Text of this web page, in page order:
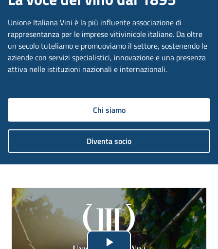
Unione Italiana Vini è la più influente associazione di
rappresentanza per le imprese vitivinicole italiane. Da oltre
un secolo tuteliamo e promuoviamo il settore, sostenendo le
aziende con servizi specialistici, innovazione e una presenza
attiva nelle istituzioni nazionali e internazionali.
Chi siamo
Diventa socio
Lettore